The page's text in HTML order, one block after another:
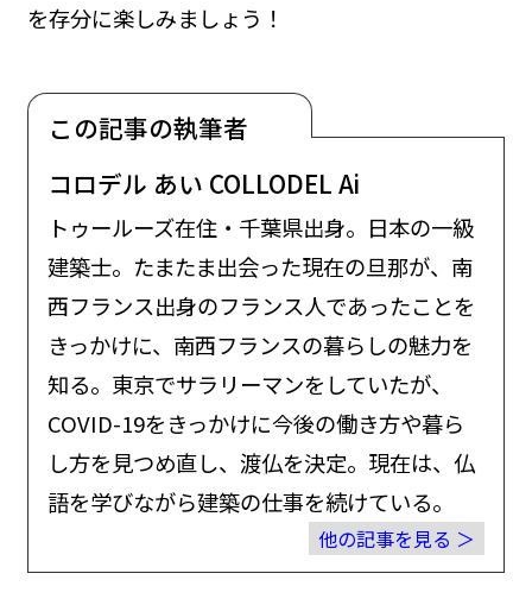
を存分に楽しみましょう！
この記事の執筆者
コロデル あい COLLODEL Ai
トゥールーズ在住・千葉県出身。日本の一級
建築士。たまたま出会った現在の旦那が、南
西フランス出身のフランス人であったことを
きっかけに、南西フランスの暮らしの魅力を
知る。東京でサラリーマンをしていたが、
COVID-19をきっかけに今後の働き方や暮ら
し方を見つめ直し、渡仏を決定。現在は、仏
語を学びながら建築の仕事を続けている。
他の記事を見る